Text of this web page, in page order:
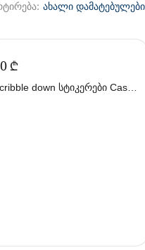
ახალი დამატებულები
₾
down სტიკერები Castle